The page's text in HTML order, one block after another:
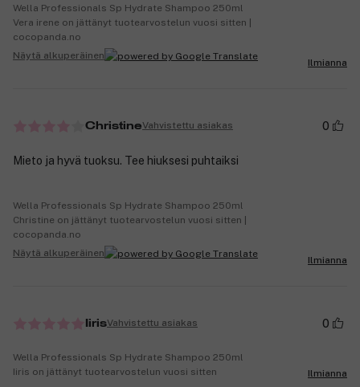
Wella Professionals Sp Hydrate Shampoo 250ml
Vera irene on jättänyt tuotearvostelun vuosi sitten |
cocopanda.no
Näytä alkuperäinen
Ilmianna
ChristineVahvistettu asiakas 0
Mieto ja hyvä tuoksu. Tee hiuksesi puhtaiksi
Wella Professionals Sp Hydrate Shampoo 250ml
Christine on jättänyt tuotearvostelun vuosi sitten |
cocopanda.no
Näytä alkuperäinen
Ilmianna
IirisVahvistettu asiakas 0
Wella Professionals Sp Hydrate Shampoo 250ml
Iiris on jättänyt tuotearvostelun vuosi sitten
Ilmianna